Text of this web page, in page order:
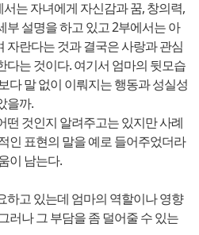
는 자녀에게 자신감과 꿈, 창의력,
부 설명을 하고 있고 2부에서는 아
자란다는 것과 결국은 사랑과 관심
다는 것이다. 여기서 엄마의 뒷모습
다 말 없이 이뤄지는 행동과 성실성
을까.
떤 것인지 알려주고는 있지만 사례
인 표현의 말을 예로 들어주었더라
이 남는다.
하고 있는데 엄마의 역할이나 영향
러나 그 부담을 좀 덜어줄 수 있는